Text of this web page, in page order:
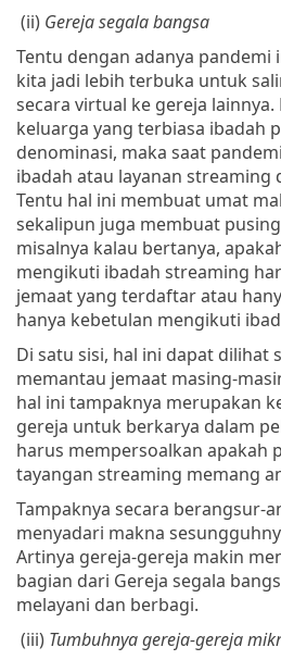
(ii) Gereja segala bangsa
Tentu dengan adanya pandemi
kita jadi lebih terbuka untuk
secara virtual ke gereja lainnya.
keluarga yang terbiasa ibadah
denominasi, maka saat
ibadah atau layanan streaming
Tentu hal ini membuat umat
sekalipun juga membuat
misalnya kalau bertanya,
mengikuti ibadah streaming
jemaat yang terdaftar atau
hanya kebetulan mengikuti
Di satu sisi, hal ini dapat dilihat
memantau jemaat masing-
hal ini tampaknya merupakan
gereja untuk berkarya dalam
harus mempersoalkan apakah
tayangan streaming memang
Tampaknya secara berangsur-
menyadari makna
Artinya gereja-gereja makin
bagian dari Gereja segala
melayani dan berbagi.
(iii) Tumbuhnya gereja-gereja